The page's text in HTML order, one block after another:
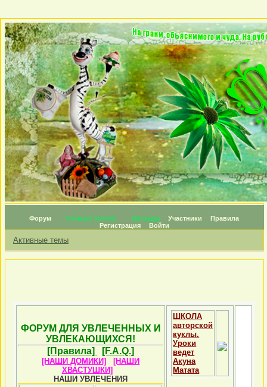
Форум Личные топики Награды Участники
Правила
Регистрация
Войти
Активные темы
ФОРУМ ДЛЯ УВЛЕЧЕННЫХ И
УВЛЕКАЮЩИХСЯ!
[Правила]
[F.A.Q.]
[НАШИ ДОМИКИ]
[НАШИ
ХВАСТУШКИ]
НАШИ УВЛЕЧЕНИЯ
ШКОЛА
авторской
куклы.
Уроки
ведет
Акуна
Матата